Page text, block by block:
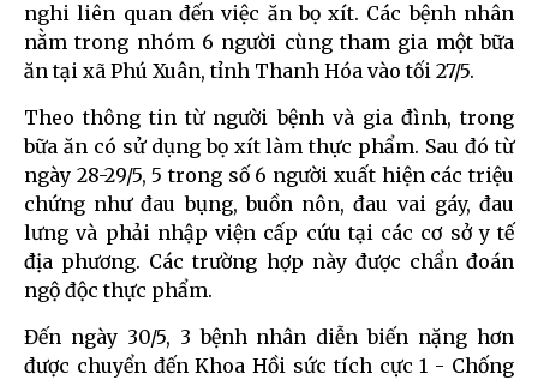
nghi liên quan đến việc ăn bọ xít. Các bệnh nhân
nằm trong nhóm 6 người cùng tham gia một bữa
ăn tại xã Phú Xuân, tỉnh Thanh Hóa vào tối 27/5.
Theo thông tin từ người bệnh và gia đình, trong
bữa ăn có sử dụng bọ xít làm thực phẩm. Sau đó từ
ngày 28-29/5, 5 trong số 6 người xuất hiện các triệu
chứng như đau bụng, buồn nôn, đau vai gáy, đau
lưng và phải nhập viện cấp cứu tại các cơ sở y tế
địa phương. Các trường hợp này được chẩn đoán
ngộ độc thực phẩm.
Đến ngày 30/5, 3 bệnh nhân diễn biến nặng hơn
được chuyển đến Khoa Hồi sức tích cực 1 - Chống